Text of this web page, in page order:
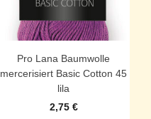
Pro Lana Baumwolle
mercerisiert Basic Cotton 45
lila
2,75 €